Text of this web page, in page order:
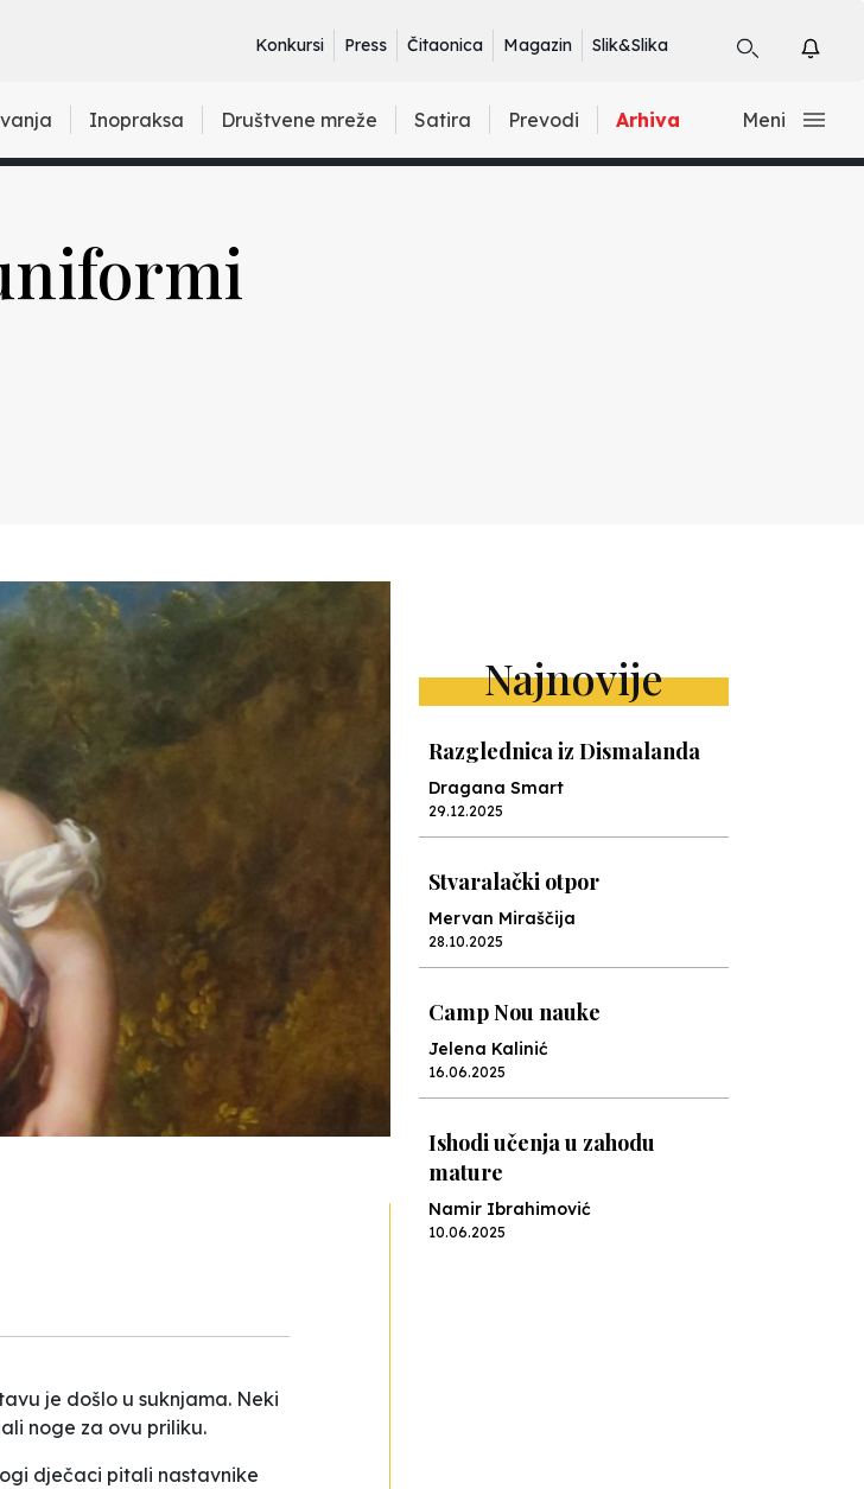
Konkursi Press Čitaonica Magazin Slik&Slika
Inopraksa Društvene mreže Satira Prevodi Arhiva Meni
je došlo u suknjama. Neki
noge za ovu priliku.
dječaci pitali nastavnike
Najnovije
Razglednica iz Dismalanda
Dragana Smart
29.12.2025
Stvaralački otpor
Mervan Miraščija
28.10.2025
Camp Nou nauke
Jelena Kalinić
16.06.2025
Ishodi učenja u zahodu
mature
Namir Ibrahimović
10.06.2025